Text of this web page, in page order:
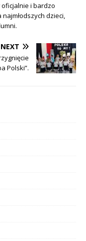
i bardzo
najmłodszych dzieci,
NEXT
Polski”.